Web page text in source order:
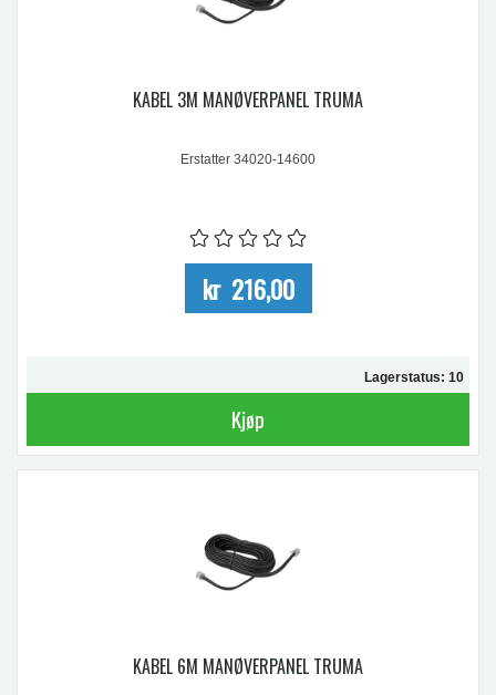
KABEL 3M MANØVERPANEL TRUMA
Erstatter 34020-14600
kr 216,00
Lagerstatus: 10
Kjøp
KABEL 6M MANØVERPANEL TRUMA